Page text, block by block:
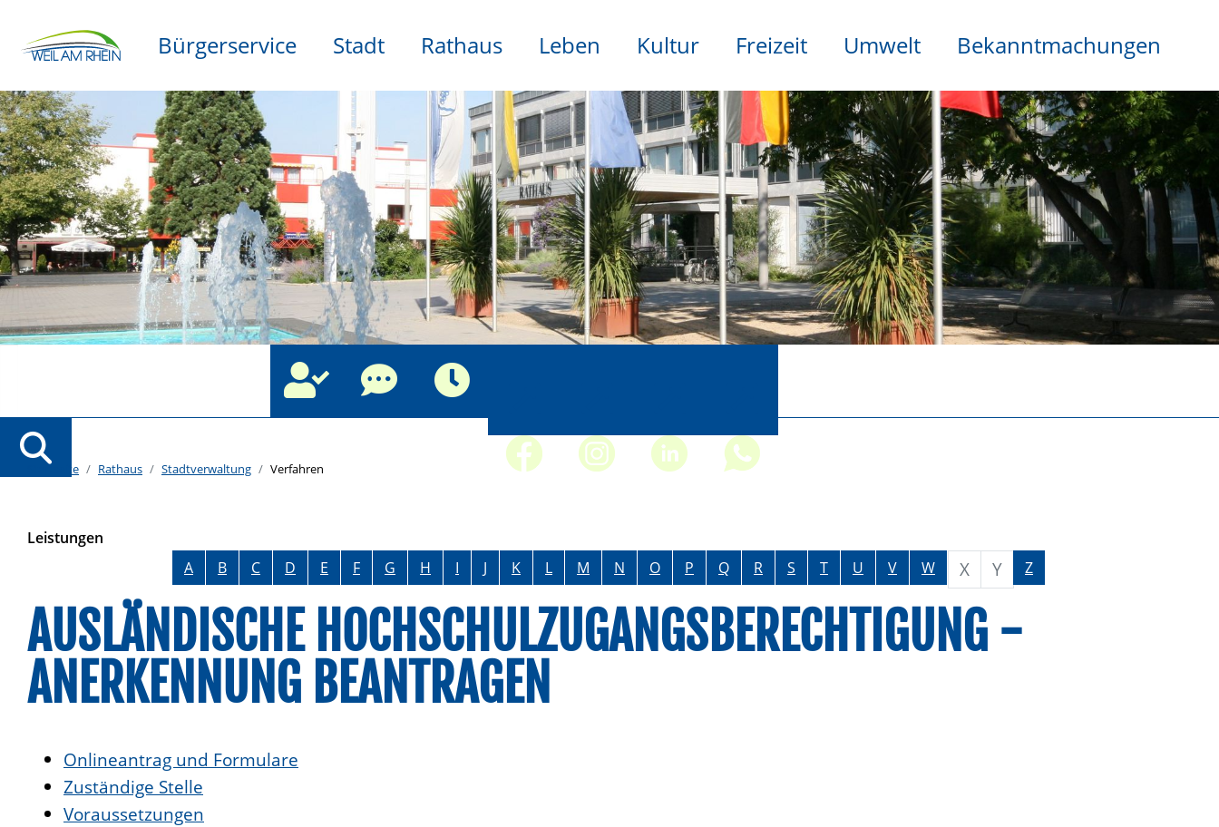
Bürgerservice Stadt Rathaus Leben Kultur Freizeit Umwelt Bekanntmachungen
Startseite Rathaus Stadtverwaltung Verfahren
Leistungen
Alphabetisches Register überspringen
A B C D E F G H I J K L M N O P Q R S T U V W X Y Z
AUSLÄNDISCHE HOCHSCHULZUGANGSBERECHTIGUNG -
ANERKENNUNG BEANTRAGEN
Onlineantrag und Formulare
Zuständige Stelle
Voraussetzungen